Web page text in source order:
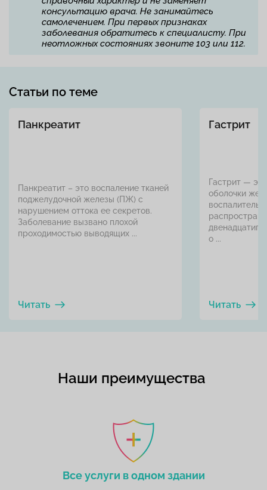
консультацию врача. Не занимайтесь
самолечением. При первых признаках
заболевания обратитесь к специалисту. При
неотложных состояниях звоните 103 или 112.
Статьи по теме
Панкреатит
Панкреатит – это воспаление тканей
поджелудочной железы (ПЖ) с
нарушением оттока ее секретов.
Заболевание вызвано плохой
проходимостью выводящих ...
Читать
Гастрит
Гастрит —
оболочки
о ...
Читать
Наши преимущества
Все услуги в одном здании